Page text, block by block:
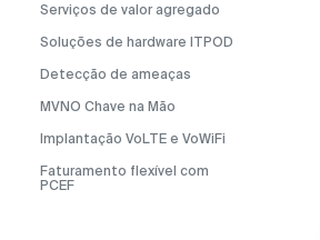
Serviços de valor agregado
Soluções de hardware ITPOD
Detecção de ameaças
MVNO Chave na Mão
Implantação VoLTE e VoWiFi
Faturamento flexível com
PCEF